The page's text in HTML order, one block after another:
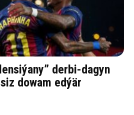
derbi-dagyn
dowam edýär